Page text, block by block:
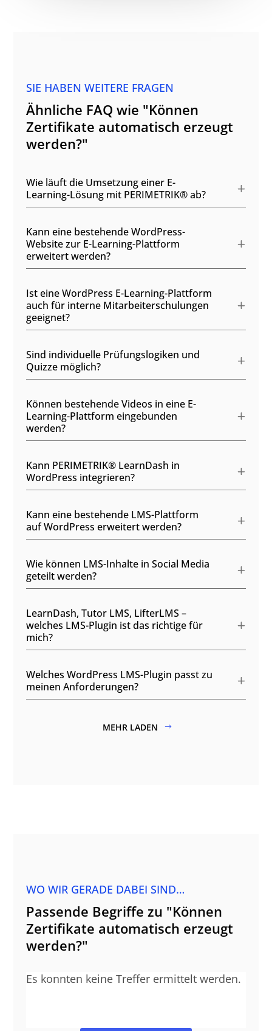
SIE HABEN WEITERE FRAGEN
Ähnliche FAQ wie "Können
Zertifikate automatisch erzeugt
werden?"
Wie läuft die Umsetzung einer E-
Learning-Lösung mit PERIMETRIK® ab?
Kann eine bestehende WordPress-
Website zur E-Learning-Plattform
erweitert werden?
Ist eine WordPress E-Learning-Plattform
auch für interne Mitarbeiterschulungen
geeignet?
Sind individuelle Prüfungslogiken und
Quizze möglich?
Können bestehende Videos in eine E-
Learning-Plattform eingebunden
werden?
Kann PERIMETRIK® LearnDash in
WordPress integrieren?
Kann eine bestehende LMS-Plattform
auf WordPress erweitert werden?
Wie können LMS-Inhalte in Social Media
geteilt werden?
LearnDash, Tutor LMS, LifterLMS –
welches LMS-Plugin ist das richtige für
mich?
Welches WordPress LMS-Plugin passt zu
meinen Anforderungen?
MEHR LADEN
WO WIR GERADE DABEI SIND…
Passende Begriffe zu "Können
Zertifikate automatisch erzeugt
werden?"
Es konnten keine Treffer ermittelt werden.